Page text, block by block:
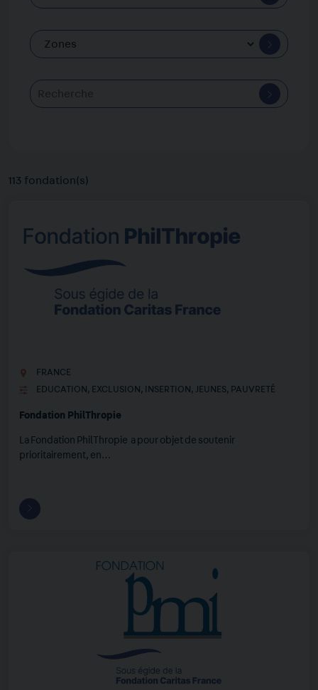
113 fondation(s)
FRANCE
EDUCATION , EXCLUSION , INSERTION , JEUNES, PAUVRETÉ
Fondation PhilThropie
La Fondation PhilThropie a pour objet de soutenir
prioritairement, en…